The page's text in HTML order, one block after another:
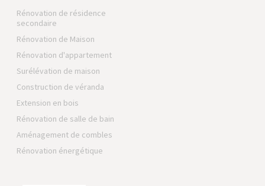
Rénovation de résidence
secondaire
Rénovation de Maison
Rénovation d'appartement
Surélévation de maison
Construction de véranda
Extension en bois
Rénovation de salle de bain
Aménagement de combles
Rénovation énergétique